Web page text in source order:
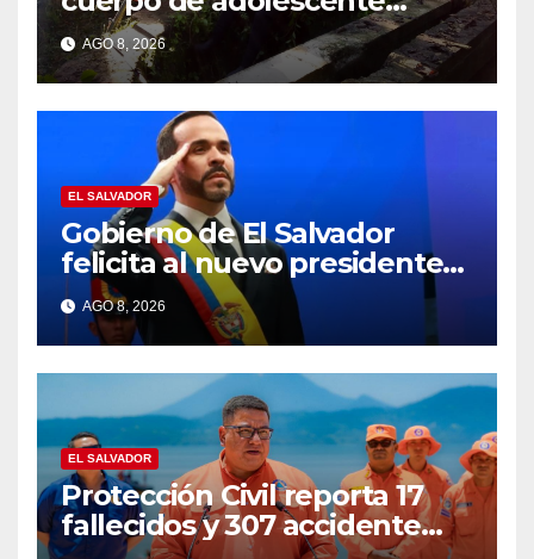
desaparecido en Santa Ana
AGO 8, 2026
EL SALVADOR
Gobierno de El Salvador
felicita al nuevo presidente
de Colombia Abelardo de la
Espriella
AGO 8, 2026
EL SALVADOR
Protección Civil reporta 17
fallecidos y 307 accidente